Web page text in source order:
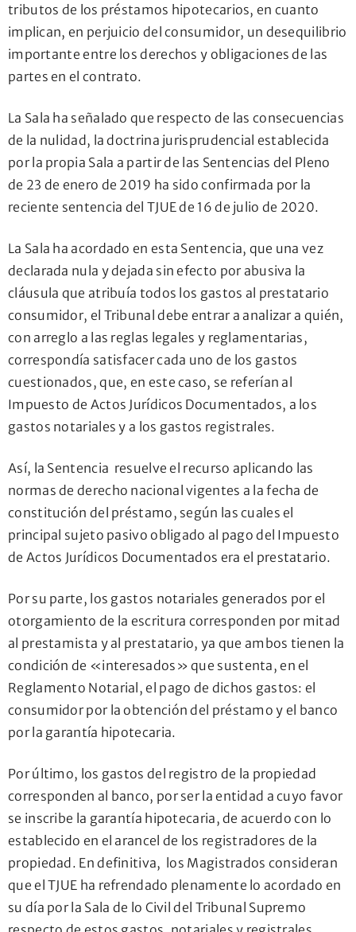
tributos de los préstamos hipotecarios, en cuanto
implican, en perjuicio del consumidor, un desequilibrio
importante entre los derechos y obligaciones de las
partes en el contrato.
La Sala ha señalado que respecto de las consecuencias
de la nulidad, la doctrina jurisprudencial establecida
por la propia Sala a partir de las Sentencias del Pleno
de 23 de enero de 2019 ha sido confirmada por la
reciente sentencia del TJUE de 16 de julio de 2020.
La Sala ha acordado en esta Sentencia, que una vez
declarada nula y dejada sin efecto por abusiva la
cláusula que atribuía todos los gastos al prestatario
consumidor, el Tribunal debe entrar a analizar a quién,
con arreglo a las reglas legales y reglamentarias,
correspondía satisfacer cada uno de los gastos
cuestionados, que, en este caso, se referían al
Impuesto de Actos Jurídicos Documentados, a los
gastos notariales y a los gastos registrales.
Así, la Sentencia resuelve el recurso aplicando las
normas de derecho nacional vigentes a la fecha de
constitución del préstamo, según las cuales el
principal sujeto pasivo obligado al pago del Impuesto
de Actos Jurídicos Documentados era el prestatario.
Por su parte, los gastos notariales generados por el
otorgamiento de la escritura corresponden por mitad
al prestamista y al prestatario, ya que ambos tienen la
condición de «interesados» que sustenta, en el
Reglamento Notarial, el pago de dichos gastos: el
consumidor por la obtención del préstamo y el banco
por la garantía hipotecaria.
Por último, los gastos del registro de la propiedad
corresponden al banco, por ser la entidad a cuyo favor
se inscribe la garantía hipotecaria, de acuerdo con lo
establecido en el arancel de los registradores de la
propiedad. En definitiva, los Magistrados consideran
que el TJUE ha refrendado plenamente lo acordado en
su día por la Sala de lo Civil del Tribunal Supremo